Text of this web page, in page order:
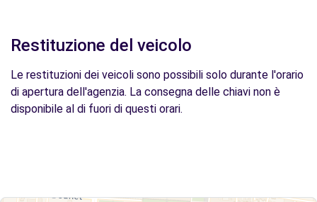
Restituzione del veicolo
Le restituzioni dei veicoli sono possibili solo durante l'orario
di apertura dell'agenzia. La consegna delle chiavi non è
disponibile al di fuori di questi orari.